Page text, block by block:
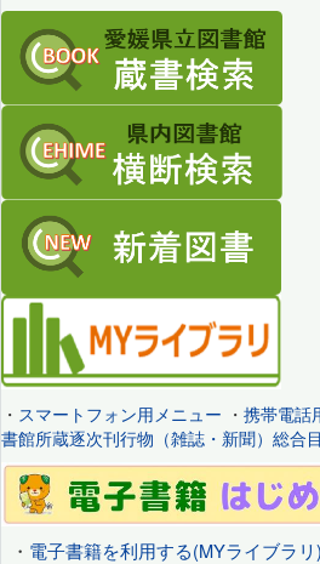
・ スマートフォン用メニュー ・ 携帯電話
書館所蔵逐次刊行物（雑誌・新聞）総合
・ 電子書籍を利用する(MYライブラリ)